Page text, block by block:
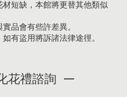
材短缺，本館將更替其他類似
品會有些許差異。
有盜用將訴諸法律途徑。
花禮諮詢